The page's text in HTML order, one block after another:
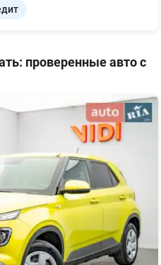
проверенные авто с